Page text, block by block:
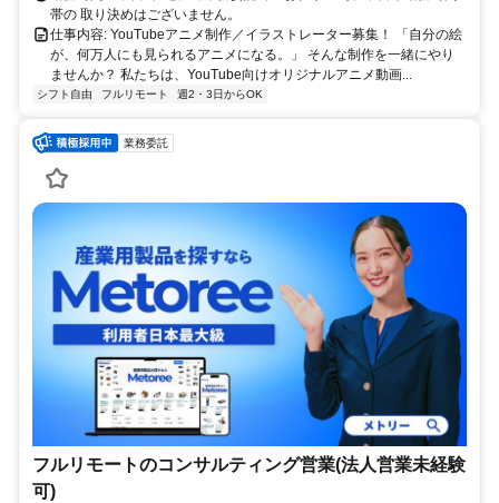
帯の 取り決めはございません。
仕事内容: YouTubeアニメ制作／イラストレーター募集！ 「自分の絵
が、何万人にも見られるアニメになる。」 そんな制作を一緒にやり
ませんか？ 私たちは、YouTube向けオリジナルアニメ動画...
シフト自由 フルリモート 週2・3日からOK
業務委託
フルリモートのコンサルティング営業(法人営業未経験
可)